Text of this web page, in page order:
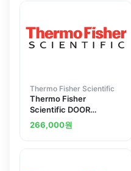
Thermo Fisher Scientific
Thermo Fisher
Scientific DOOR
GASKET
266,000원